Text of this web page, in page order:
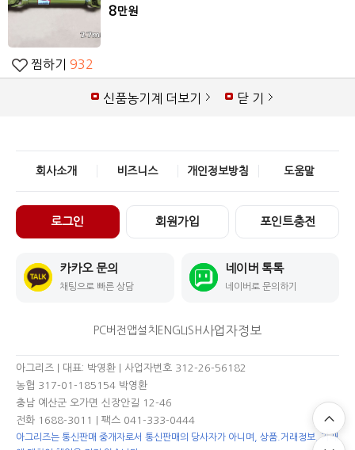
8만원
찜하기 932
신품농기계 더보기 닫 기
회사소개 비즈니스 개인정보방침 도움말
로그인 회원가입 포인트충전
카카오 문의
채팅으로 빠른 상담
네이버 톡톡
네이버로 문의하기
PC버전 앱설치 ENGLISH 사업자정보
아그리즈 | 대표: 박영환 | 사업자번호 312-26-56182
농협 317-01-185154 박영환
충남 예산군 오가면 신장안길 12-46
전화 1688-3011
| 팩스 041-333-0444
아그리즈는 통신판매 중개자로서 통신판매의 당사자가 아니며, 상품.거래정보, 거래